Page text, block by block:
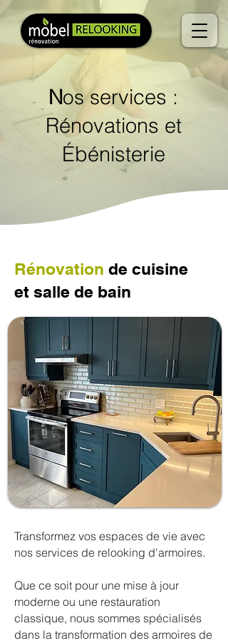
Nosservices :
Rénovations et
Ébénisterie
Rénovation de cuisine
et salle de bain
Transformez vos espaces de vie avec
nos services de relooking d'armoires.
Que ce soit pour une mise à jour
moderne ou une restauration
classique, nous sommes spécialisés
dans la transformation des armoires de